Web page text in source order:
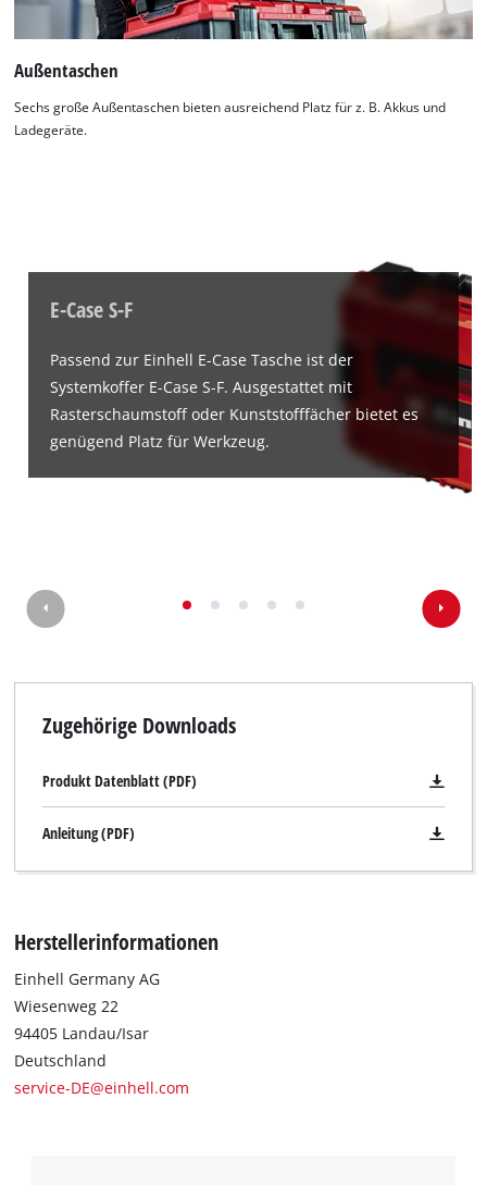
Wir benötigen deine Zustimmung, um
the site with their CMP to add this content
Management Platform
Außentaschen
Sechs große Außentaschen bieten ausreichend Platz für z. B. Akkus und
Ladegeräte.
E-Case S-F
Passend zur Einhell E-Case Tasche ist der
Systemkoffer E-Case S-F. Ausgestattet mit
Rasterschaumstoff oder Kunststofffächer bietet es
genügend Platz für Werkzeug.
Zugehörige Downloads
Produkt Datenblatt (PDF)
Anleitung (PDF)
Herstellerinformationen
Einhell Germany AG
Wiesenweg 22
94405 Landau/Isar
Deutschland
service-DE@einhell.com